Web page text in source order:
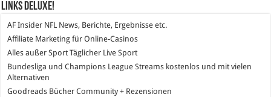
Links DeLuXe!
AF Insider NFL News, Berichte, Ergebnisse etc.
Affiliate Marketing für Online-Casinos
Alles außer SportTäglicher Live Sport
Bundesliga und Champions League Streams kostenlos und mit vielen
Alternativen
Goodreads Bücher Community + Rezensionen